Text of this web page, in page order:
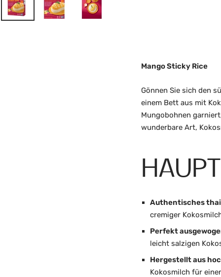
Mango Sticky Rice
Gönnen Sie sich den
einem Bett aus mit
Mungobohnen
wunderbare Art,
Authentisches
cremiger
Perfekt
leicht salzigen
Hergestellt aus
Kokosmilch für